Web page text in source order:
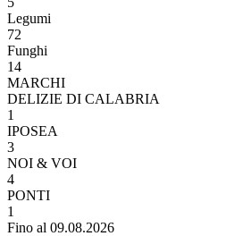
Legumi
72
Funghi
14
MARCHI
DELIZIE DI CALABRIA
1
IPOSEA
3
NOI & VOI
4
PONTI
1
Fino al 09.08.2026